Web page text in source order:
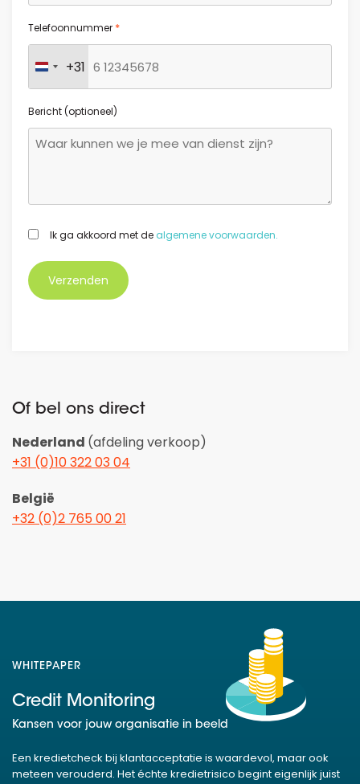
Telefoonnummer *
Nederland +31
+31
Bericht (optioneel)
GDPRIk ga akkoord met de algemene voorwaarden.
Of bel ons direct
Nederland (afdeling verkoop)
+31 (0)10 322 03 04
België
+32 (0)2 765 00 21
WHITEPAPER
Credit Monitoring
Kansen voor jouw organisatie in beeld
Een kredietcheck bij klantacceptatie is waardevol, maar ook
meteen verouderd. Het échte kredietrisico begint eigenlijk juist